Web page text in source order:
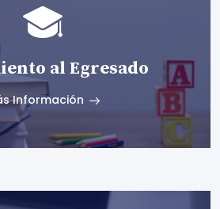
al Egresado
Información